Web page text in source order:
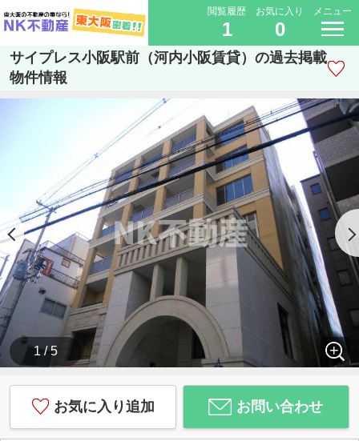
閲覧履歴
1
お気に入り
0
メニュー
サイプレス小阪駅前（河内小阪賃貸）の過去掲載
物件情報
1 / 5
お気に入り追加 お問い合わせ